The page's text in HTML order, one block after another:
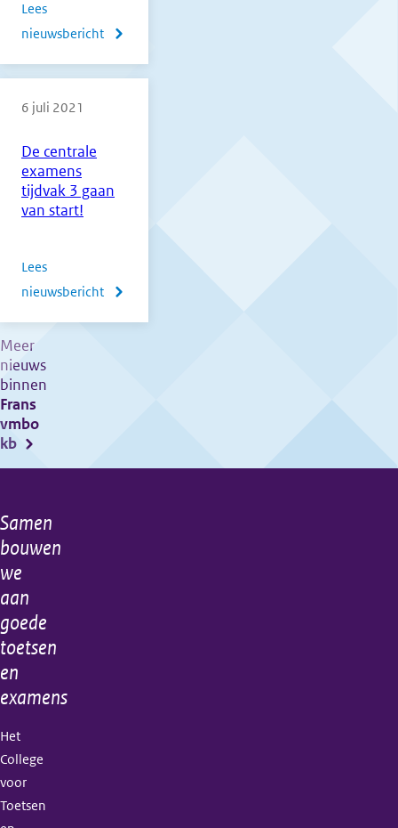
Lees
nieuwsbericht
over
vmbo,
De centrale
examens
tijdvak 3 gaan
van start!
6 juli 2021
Lees
nieuwsbericht
over
van
Meer
nieuws
binnen
Frans
vmbo
kb
Algemene
informatie
Samen
bouwen
we
aan
goede
toetsen
en
examens
Het
College
voor
Toetsen